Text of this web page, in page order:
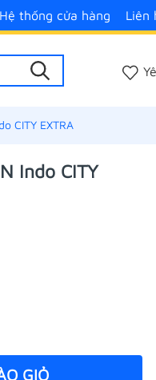
Hệ thống cửa hàng Liên
CITY EXTRA
Indo CITY
GIỎ